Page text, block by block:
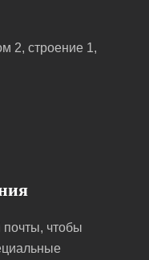
2, строение 1,
почты, чтобы